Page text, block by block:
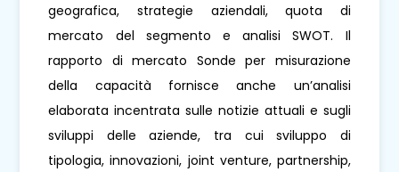
geografica, strategie aziendali, quota di
mercato del segmento e analisi SWOT. Il
rapporto di mercato Sonde per misurazione
della capacità fornisce anche un’analisi
elaborata incentrata sulle notizie attuali e sugli
sviluppi delle aziende, tra cui sviluppo di
tipologia, innovazioni, joint venture, partnership,